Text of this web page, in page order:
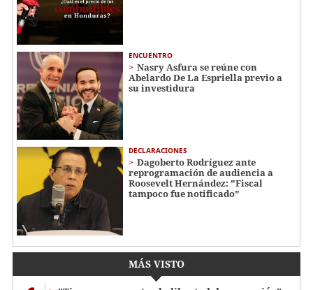
ENCUENTRO
Nasry Asfura se reúne con
Abelardo De La Espriella previo a
su investidura
DECLARACIONES
Dagoberto Rodríguez ante
reprogramación de audiencia a
Roosevelt Hernández: "Fiscal
tampoco fue notificado"
MÁS VISTO